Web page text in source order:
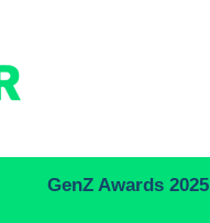
GenZ Awards 2025